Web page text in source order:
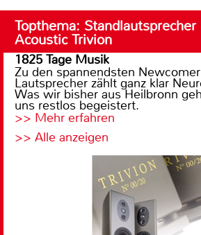
Topthema: Standlautsprecher
Acoustic Trivion
1825 Tage Musik
Zu den spannendsten
Lautsprecher zählt ganz klar
Was wir bisher aus Heilbronn
uns restlos begeistert.
>> Mehr erfahren
>> Alle anzeigen